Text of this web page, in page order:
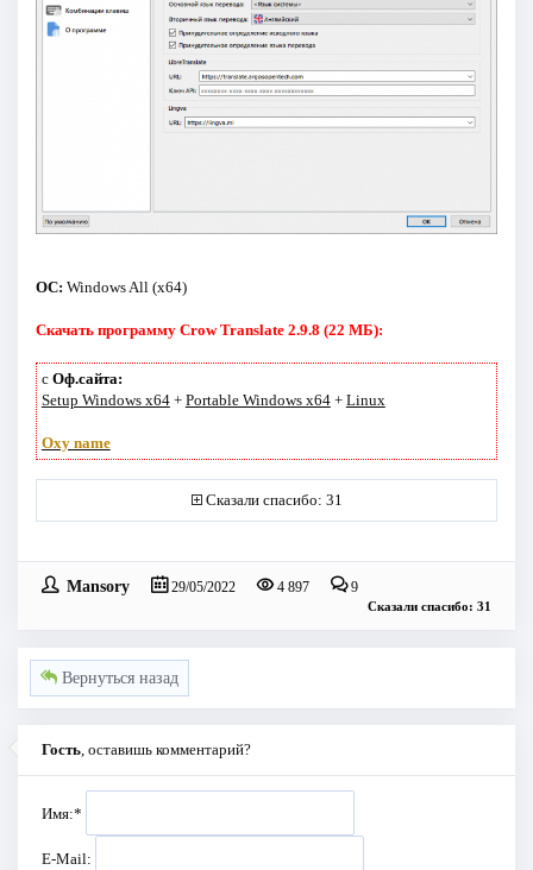
ОС: Windows All (x64)
Скачать программу Crow Translate 2.9.8 (22 МБ):
с Оф.сайта:
Setup Windows x64+ Portable Windows x64+ Linux
Oxy name
Сказали спасибо: 31
Mansory 29/05/2022 4 897 9
Сказали спасибо: 31
Вернуться назад
Гость, оставишь комментарий?
Имя:*
E-Mail: